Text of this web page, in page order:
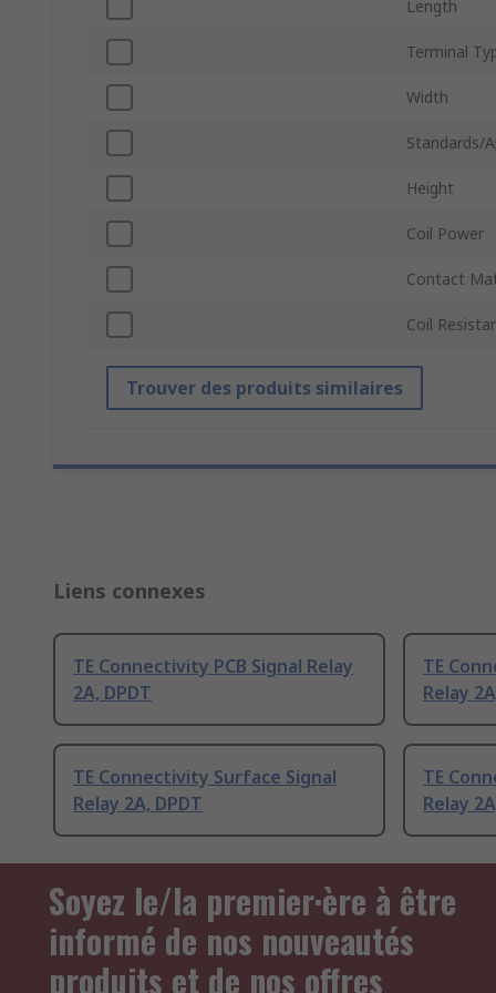
Length
Terminal
Width
Standards/
Height
Coil Power
Contact
Coil
Trouver des produits similaires
Liens connexes
TE Connectivity PCB Signal Relay
2A, DPDT
TE
Relay
TE Connectivity Surface Signal
Relay 2A, DPDT
TE
Relay
Soyez le/la premier·ère à être
informé de nos nouveautés
produits et de nos offres